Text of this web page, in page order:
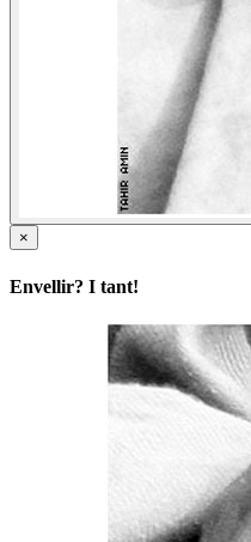
×
Envellir? I tant!